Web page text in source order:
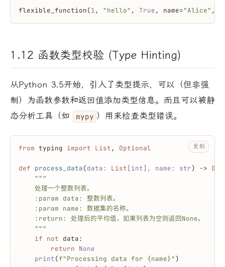
flexible_function(1, "hello" , True, name="Alice" ,
1.12 函数类型校验 (Type Hinting)
从Python 3.5开始，引入了类型提示，可以（但非强
制）为函数参数和返回值添加类型信息。而且可以被静
态分析工具（如
mypy ）用来检查类型错误。
from typing import List, Optional
def process_data(data: List[int], name: str) ->
"""
    处理一个整数列表。
    :param data: 整数列表。
    :param name: 数据集的名称。
    :return: 处理后的平均值，如果列表为空则返回None。
    """
if not data:
return None
print(f"Processing data for {name}")
复制